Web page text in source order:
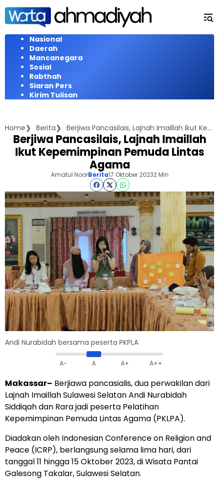
Langsung
konten
Nasional
Daerah
Mancanegara
Sosial
Rabthah
Siaran Pers
Kirim Tulisan
Home Berita Berjiwa Pancasilais, Lajnah Imaillah Ikut Kepemimpinan Pemuda Lintas Agama
Berjiwa Pancasilais, Lajnah Imaillah
Ikut Kepemimpinan Pemuda Lintas
Agama
Amatul NoorBerita17 Oktober 20232 Min
Andi Nurabidah bersama peserta PKPLA
A- A A+ A++
Makassar– Berjiawa pancasialis, dua perwakilan dari
Lajnah Imaillah Sulawesi Selatan Andi Nurabidah
Siddiqah dan Rara jadi peserta Pelatihan
Kepemimpinan Pemuda Lintas Agama (PKLPA).
Diadakan oleh Indonesian Conference on Religion and
Peace (ICRP), berlangsung selama lima hari, dari
tanggal 11 hingga 15 Oktober 2023, di Wisata Pantai
Galesong Takalar, Sulawesi Selatan.